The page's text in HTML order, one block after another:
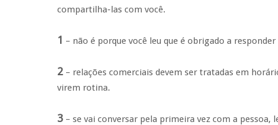
compartilha-las com você.
1 – não é porque você leu que é obrigado a
2 – relações comerciais devem ser tratadas em
virem rotina.
3 – se vai conversar pela primeira vez com a